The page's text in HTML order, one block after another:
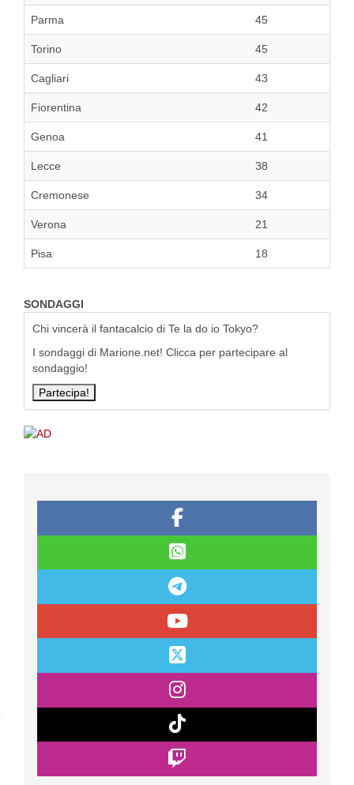
Parma 45
Torino 45
Cagliari 43
Fiorentina 42
Genoa 41
Lecce 38
Cremonese 34
Verona 21
Pisa 18
SONDAGGI
Chi vincerà il fantacalcio di Te la do io Tokyo?
I sondaggi di Marione.net! Clicca per partecipare al
sondaggio!